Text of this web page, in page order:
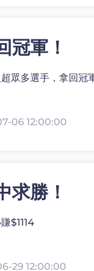
冠軍！
眾多選手，拿回冠
06 12:00:00
求勝！
$1114
29 12:00:00